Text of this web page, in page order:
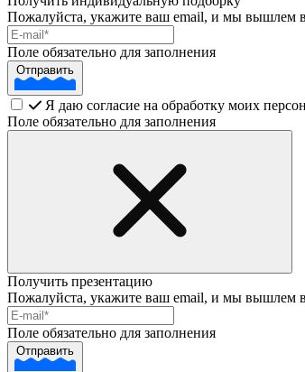
Пожалуйста, укажите ваш email, и мы вышлем
Поле обязательно для заполнения
Отправить
Я даю согласие на обработку моих
Поле обязательно для заполнения
Получить презентацию
Пожалуйста, укажите ваш email, и мы вышлем
Поле обязательно для заполнения
Отправить